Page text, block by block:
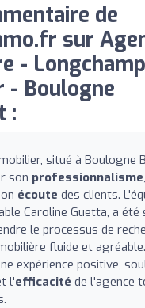
de
sur
- Longchamp
- Boulogne
:
situé à Boulogne
son professionnalisme
écoute des clients.
Caroline Guetta, a été
le processus de
fluide et
expérience positive,
l'efficacité de l'agence